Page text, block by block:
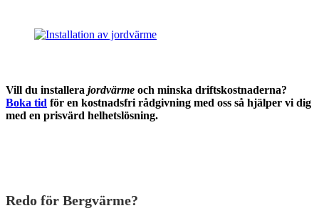
Redo för Bergvärme?
Vill du installera jordvärme och minska driftskostnaderna?
Boka tid för en kostnadsfri rådgivning med oss så hjälper vi dig
med en prisvärd helhetslösning.